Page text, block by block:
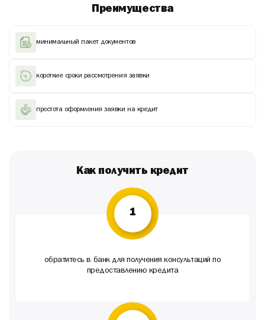
Преимущества
минимальный пакет документов
короткие сроки рассмотрения заявки
простота оформления заявки на кредит
Как получить кредит
1
обратитесь в банк для получения консультаций по
предоставлению кредита